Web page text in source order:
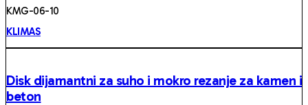
KMG-06-10
KLIMAS
Disk dijamantni za suho i mokro rezanje za kamen i
beton